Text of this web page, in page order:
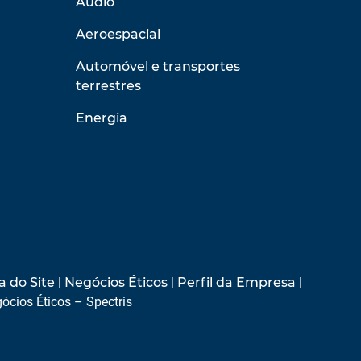
Aeroespacial
Automóvel e transportes
terrestres
Energia
do Site | Negócios Éticos | Perfil da Empresa |
Éticos – Spectris